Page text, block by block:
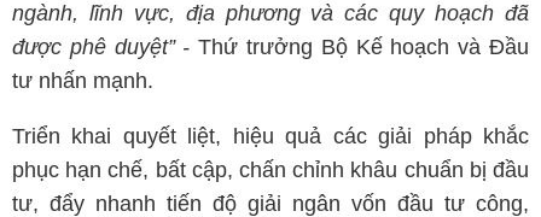
ngành, lĩnh vực, địa phương và các quy hoạch đã
được phê duyệt” -Thứ trưởng Bộ Kế hoạch và Đầu
tư nhấn mạnh.
Triển khai quyết liệt, hiệu quả các giải pháp khắc
phục hạn chế, bất cập, chấn chỉnh khâu chuẩn bị đầu
tư, đẩy nhanh tiến độ giải ngân vốn đầu tư công,